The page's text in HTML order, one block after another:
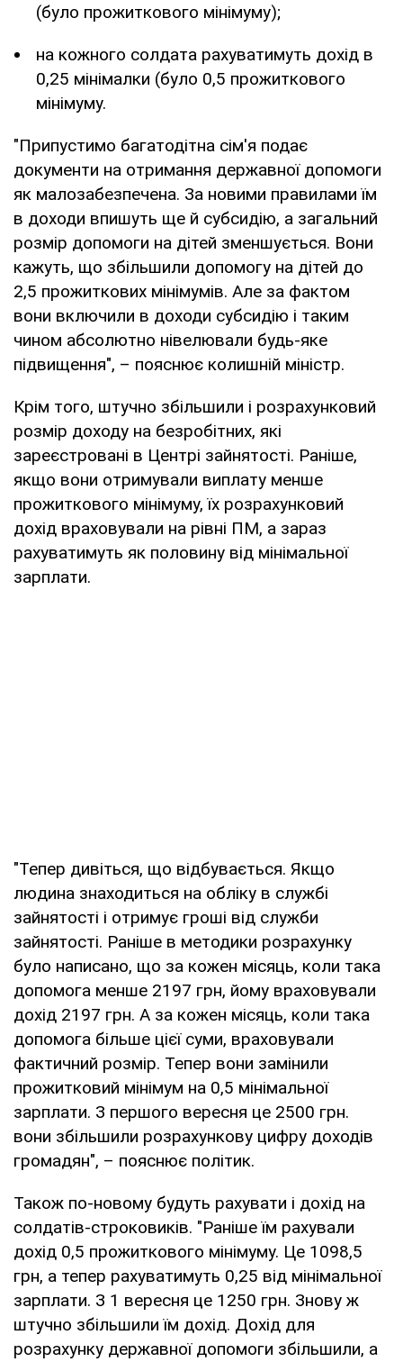
(було прожиткового мінімуму);
на кожного солдата рахуватимуть дохід в
0,25 мінімалки (було 0,5 прожиткового
мінімуму.
"Припустимо багатодітна сім'я подає
документи на отримання державної допомоги
як малозабезпечена. За новими правилами їм
в доходи впишуть ще й субсидію, а загальний
розмір допомоги на дітей зменшується. Вони
кажуть, що збільшили допомогу на дітей до
2,5 прожиткових мінімумів. Але за фактом
вони включили в доходи субсидію і таким
чином абсолютно нівелювали будь-яке
підвищення", – пояснює колишній міністр.
Крім того, штучно збільшили і розрахунковий
розмір доходу на безробітних, які
зареєстровані в Центрі зайнятості. Раніше,
якщо вони отримували виплату менше
прожиткового мінімуму, їх розрахунковий
дохід враховували на рівні ПМ, а зараз
рахуватимуть як половину від мінімальної
зарплати.
"Тепер дивіться, що відбувається. Якщо
людина знаходиться на обліку в службі
зайнятості і отримує гроші від служби
зайнятості. Раніше в методики розрахунку
було написано, що за кожен місяць, коли така
допомога менше 2197 грн, йому враховували
дохід 2197 грн. А за кожен місяць, коли така
допомога більше цієї суми, враховували
фактичний розмір. Тепер вони замінили
прожитковий мінімум на 0,5 мінімальної
зарплати. З першого вересня це 2500 грн.
вони збільшили розрахункову цифру доходів
громадян", – пояснює політик.
Також по-новому будуть рахувати і дохід на
солдатів-строковиків. "Раніше їм рахували
дохід 0,5 прожиткового мінімуму. Це 1098,5
грн, а тепер рахуватимуть 0,25 від мінімальної
зарплати. З 1 вересня це 1250 грн. Знову ж
штучно збільшили їм дохід. Дохід для
розрахунку державної допомоги збільшили, а